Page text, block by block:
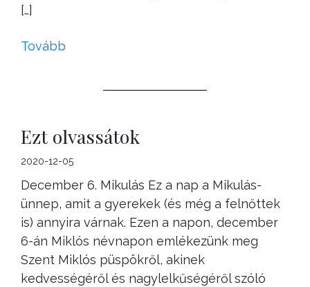
[…]
Tovább
Ezt olvassátok
2020-12-05
December 6. Mikulás Ez a nap a Mikulás-
ünnep, amit a gyerekek (és még a felnőttek
is) annyira várnak. Ezen a napon, december
6-án Miklós névnapon emlékezünk meg
Szent Miklós püspökről, akinek
kedvességéről és nagylelkűségéről szóló